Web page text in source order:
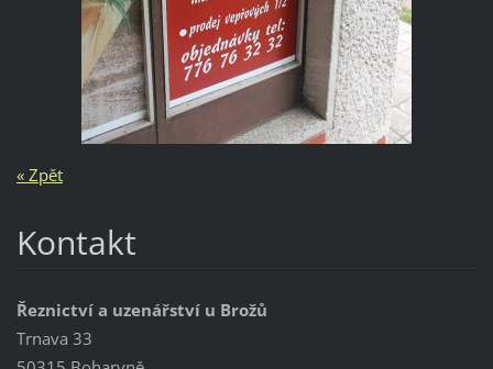
« Zpět
Kontakt
Řeznictví a uzenářství u Brožů
Trnava 33